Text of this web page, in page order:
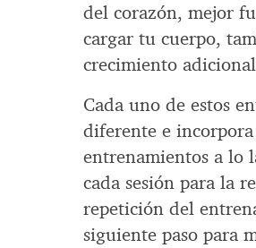
del corazón, mejor
cargar tu cuerpo,
crecimiento
Cada uno de estos
diferente e
entrenamientos a lo
cada sesión para la
repetición del
siguiente paso para